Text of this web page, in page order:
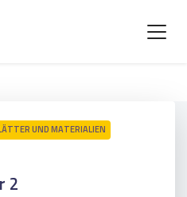
UND MATERIALIEN
2